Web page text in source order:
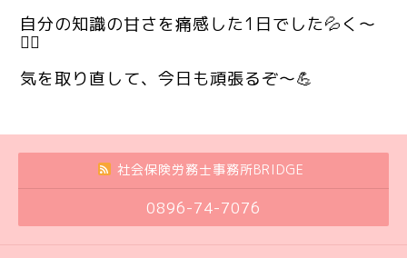
自分の知識の甘さを痛感した1日でした💦く〜
😮‍💨
気を取り直して、今日も頑張るぞ〜💪
社会保険労務士事務所BRIDGE
0896-74-7076